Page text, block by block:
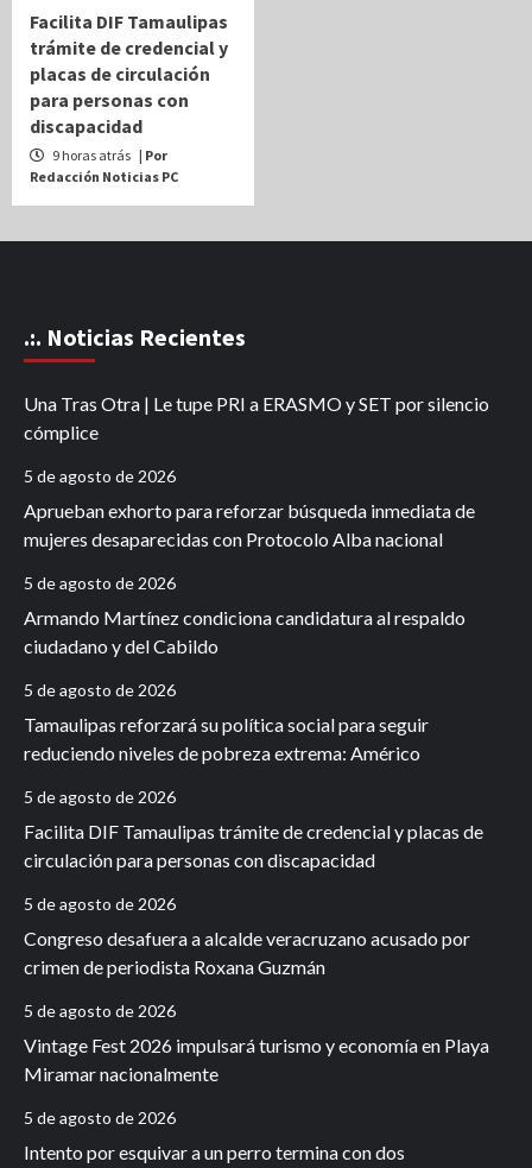
Facilita DIF Tamaulipas
trámite de credencial y
placas de circulación
para personas con
discapacidad
9 horas atrás | Por
Redacción Noticias PC
.:. Noticias Recientes
Una Tras Otra | Le tupe PRI a ERASMO y SET por silencio
cómplice
5 de agosto de 2026
Aprueban exhorto para reforzar búsqueda inmediata de
mujeres desaparecidas con Protocolo Alba nacional
5 de agosto de 2026
Armando Martínez condiciona candidatura al respaldo
ciudadano y del Cabildo
5 de agosto de 2026
Tamaulipas reforzará su política social para seguir
reduciendo niveles de pobreza extrema: Américo
5 de agosto de 2026
Facilita DIF Tamaulipas trámite de credencial y placas de
circulación para personas con discapacidad
5 de agosto de 2026
Congreso desafuera a alcalde veracruzano acusado por
crimen de periodista Roxana Guzmán
5 de agosto de 2026
Vintage Fest 2026 impulsará turismo y economía en Playa
Miramar nacionalmente
5 de agosto de 2026
Intento por esquivar a un perro termina con dos